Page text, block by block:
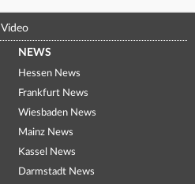
Video
NEWS
Hessen News
Frankfurt News
Wiesbaden News
Mainz News
Kassel News
Darmstadt News